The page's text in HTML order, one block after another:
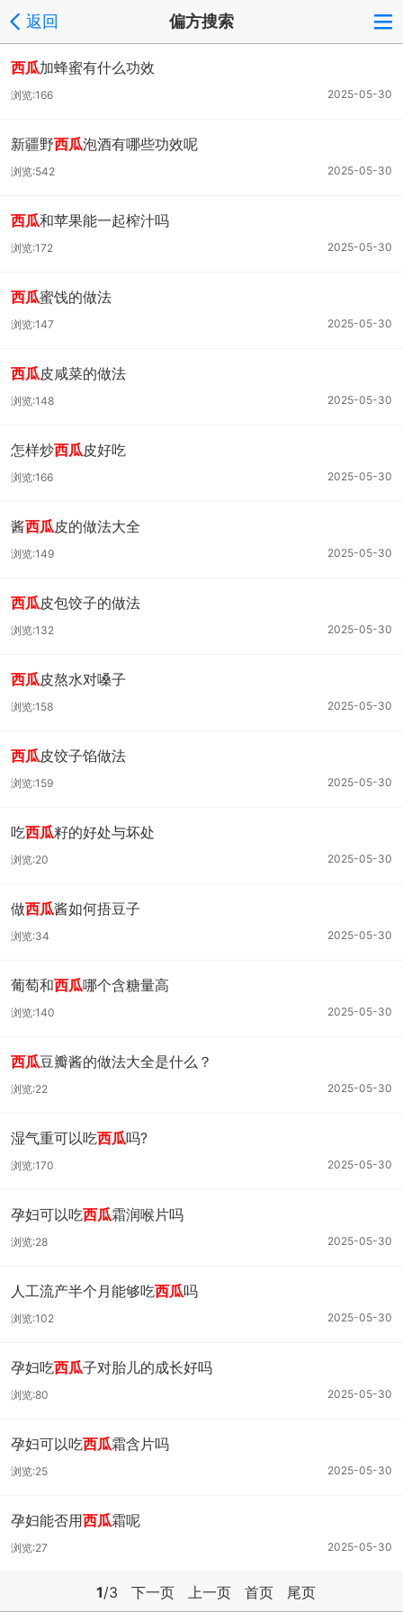
返回 偏方搜索
西瓜加蜂蜜有什么功效
2025-05-30
浏览:166
新疆野西瓜泡酒有哪些功效呢
2025-05-30
浏览:542
西瓜和苹果能一起榨汁吗
2025-05-30
浏览:172
西瓜蜜饯的做法
2025-05-30
浏览:147
西瓜皮咸菜的做法
2025-05-30
浏览:148
怎样炒西瓜皮好吃
2025-05-30
浏览:166
酱西瓜皮的做法大全
2025-05-30
浏览:149
西瓜皮包饺子的做法
2025-05-30
浏览:132
西瓜皮熬水对嗓子
2025-05-30
浏览:158
西瓜皮饺子馅做法
2025-05-30
浏览:159
吃西瓜籽的好处与坏处
2025-05-30
浏览:20
做西瓜酱如何捂豆子
2025-05-30
浏览:34
葡萄和西瓜哪个含糖量高
2025-05-30
浏览:140
西瓜豆瓣酱的做法大全是什么？
2025-05-30
浏览:22
湿气重可以吃西瓜吗?
2025-05-30
浏览:170
孕妇可以吃西瓜霜润喉片吗
2025-05-30
浏览:28
人工流产半个月能够吃西瓜吗
2025-05-30
浏览:102
孕妇吃西瓜子对胎儿的成长好吗
2025-05-30
浏览:80
孕妇可以吃西瓜霜含片吗
2025-05-30
浏览:25
孕妇能否用西瓜霜呢
2025-05-30
浏览:27
1/3 下一页 上一页 首页 尾页